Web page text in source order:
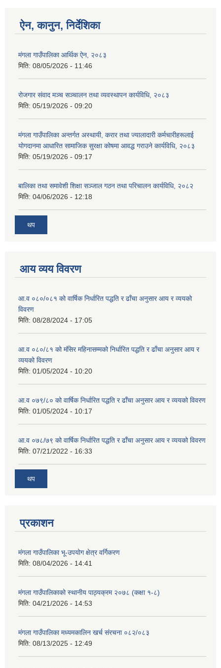
ऐन, कानुन, निर्देशिका
मंगला गाउँपालिका आर्थिक ऐन, २०८३
मिति: 08/05/2026 - 11:46
रोजगार संवाद मञ्च सञ्चालन तथा व्यवस्थापन कार्यविधि, २०८३
मिति: 05/19/2026 - 09:20
मंगला गाउँपालिका अन्तर्गत अस्थायी, करार तथा ज्यालादारी कर्मचारीहरूलाई
योगदानमा आधारित सामाजिक सुरक्षा कोषमा आवद्ध गराउने कार्यविधि, २०८३
मिति: 05/19/2026 - 09:17
बालिका तथा समावेशी शिक्षा सञ्जाल गठन तथा परिचालन कार्यविधि, २०८२
मिति: 04/06/2026 - 12:18
थप
आय व्यय विवरण
आ.व ०८०/०८१ को वार्षिक निर्धारित पद्धति र ढाँचा अनुसार आय र व्ययको
विवरण
मिति: 08/28/2024 - 17:05
आ.व ०८०/८१ को मंसिर महिनासम्मको निर्धारित पद्धति र ढाँचा अनुसार आय र
व्ययको विवरण
मिति: 01/05/2024 - 10:20
आ.व ०७९/८० को वार्षिक निर्धारित पद्धति र ढाँचा अनुसार आय र व्ययको विवरण
मिति: 01/05/2024 - 10:17
आ.व ०७८/७९ को वार्षिक निर्धारित पद्धति र ढाँचा अनुसार आय र व्ययको विवरण
मिति: 07/21/2022 - 16:33
थप
प्रकाशन
मंगला गाउँपालिका भू-उपयोग क्षेत्र वर्गिकरण
मिति: 08/04/2026 - 14:41
मंगला गाउँपालिकाको स्थानीय पाठ्यक्रम २०७८ (कक्षा १-८)
मिति: 04/21/2026 - 14:53
मंगला गाउँपालिका मध्यमकालिन खर्च संरचना ०८२/०८३
मिति: 08/13/2025 - 12:49